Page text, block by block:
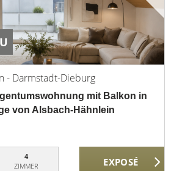
- Darmstadt-Dieburg
mit Balkon in
von Alsbach-Hähnlein
4
ZIMMER